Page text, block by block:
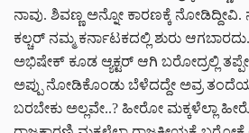
ನಾವು. ಶಿವಣ್ಣ ಅನ್ನೋ ಕಾರಣಕ್ಕೆ
ಕಲ್ಚರ್ ನಮ್ಮ ಕರ್ನಾಟಕದಲ್ಲಿ ಶುರು
ಅಭಿಷೇಕ್ ಕೂಡ ಆ್ಯಕ್ಟರ್ ಆಗಿ ಬರೋದ್ರಲ್ಲಿ
ಅಪ್ಪು ನೋಡಿಕೊಂಡು ಬೆಳೆದದ್ದೇ ಅವ್ರ
ಬರಬೇಕು ಅಲ್ಲವೇ..? ಹೀರೋ ಮಕ್ಕಳೆಲ್ಲಾ